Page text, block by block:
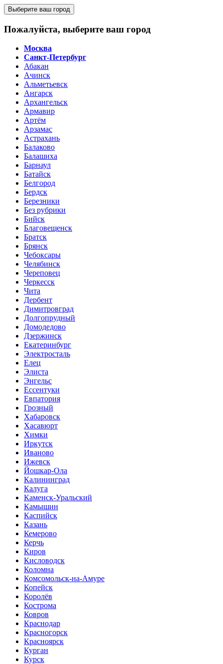
Выберите ваш город
Пожалуйста, выберите ваш город
Москва
Санкт-Петербург
Абакан
Ачинск
Альметьевск
Ангарск
Архангельск
Армавир
Артём
Арзамас
Астрахань
Балаково
Балашиха
Барнаул
Батайск
Белгород
Бердск
Березники
Без рубрики
Бийск
Благовещенск
Братск
Брянск
Чебоксары
Челябинск
Череповец
Черкесск
Чита
Дербент
Димитровград
Долгопрудный
Домодедово
Дзержинск
Екатеринбург
Электросталь
Елец
Элиста
Энгельс
Ессентуки
Евпатория
Грозный
Хабаровск
Хасавюрт
Химки
Иркутск
Иваново
Ижевск
Йошкар-Ола
Калининград
Калуга
Каменск-Уральский
Камышин
Каспийск
Казань
Кемерово
Керчь
Киров
Кисловодск
Коломна
Комсомольск-на-Амуре
Копейск
Королёв
Кострома
Ковров
Краснодар
Красногорск
Красноярск
Курган
Курск